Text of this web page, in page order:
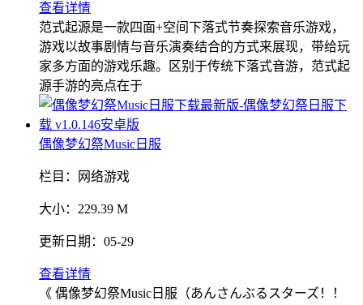
查看详情
范式起源是一款四面+空间下落式节奏探索音乐游戏，
游戏以故事剧情与音乐演奏结合的方式来展现，带给玩
家多方面的游戏乐趣。区别于传统下落式音游，范式起
源手游的亮点在于
偶像梦幻祭Music日服
栏目： 网络游戏
大小： 229.39 M
更新日期： 05-29
查看详情
《 偶像梦幻祭Music日服（あんさんぶるスターズ！！